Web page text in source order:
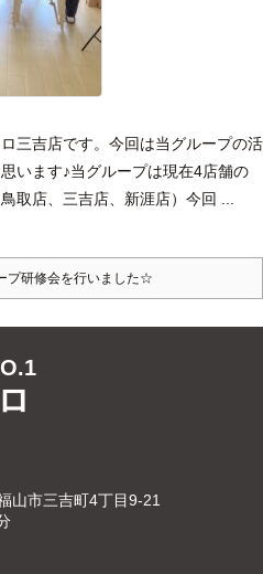
三吉店です。 今回は当グループの活
います♪当グループは現在4店舗の
取店、三吉店、新涯店） 今回 ...
プ研修会を行いました☆
山市三吉町4丁目9-21